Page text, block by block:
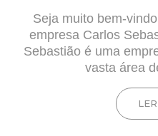
Seja muito bem-
empresa Carlos
Sebastião é uma
vasta área